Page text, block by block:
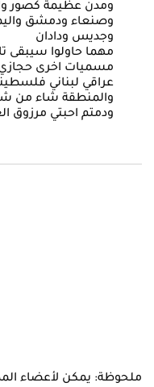
ومدن عظيمة كصور
وصنعاء ودمشق
وجديس ودادان
مهما حاولوا سيبقى
مسميات اخرى
عراقي لبناني
والمنطقة شاء من
ودمتم احبتي مرزوق
ملحوظة: يمكن لأعضاء